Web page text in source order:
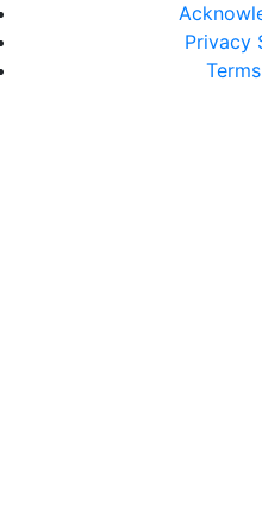
Privacy